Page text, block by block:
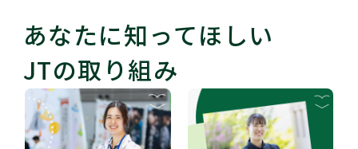
あなたに知ってほしい
JTの取り組み